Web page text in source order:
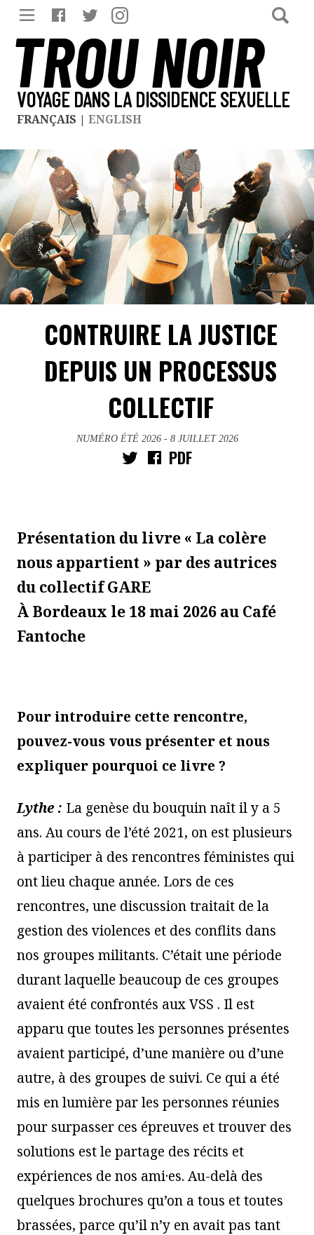
TROU NOIR
VOYAGE DANS LA DISSIDENCE SEXUELLE
FRANÇAIS | ENGLISH
CONTRUIRE LA JUSTICE
DEPUIS UN PROCESSUS
COLLECTIF
NUMÉRO ÉTÉ 2026 - 8 JUILLET 2026
PDF
Présentation du livre « La colère
nous appartient » par des autrices
du collectif GARE
À Bordeaux le 18 mai 2026 au Café
Fantoche
Pour introduire cette rencontre,
pouvez-vous vous présenter et nous
expliquer pourquoi ce livre ?
Lythe : La genèse du bouquin naît il y a 5
ans. Au cours de l’été 2021, on est plusieurs
à participer à des rencontres féministes qui
ont lieu chaque année. Lors de ces
rencontres, une discussion traitait de la
gestion des violences et des conflits dans
nos groupes militants. C’était une période
durant laquelle beaucoup de ces groupes
avaient été confrontés aux VSS . Il est
apparu que toutes les personnes présentes
avaient participé, d’une manière ou d’une
autre, à des groupes de suivi. Ce qui a été
mis en lumière par les personnes réunies
pour surpasser ces épreuves et trouver des
solutions est le partage des récits et
expériences de nos ami·es. Au-delà des
quelques brochures qu’on a tous et toutes
brassées, parce qu’il n’y en avait pas tant